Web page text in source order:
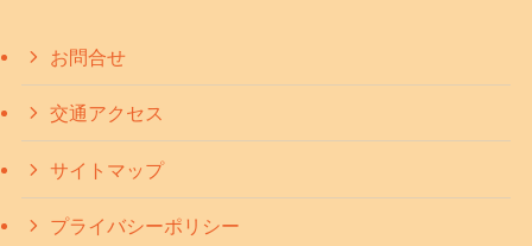
お問合せ
交通アクセス
サイトマップ
プライバシーポリシー